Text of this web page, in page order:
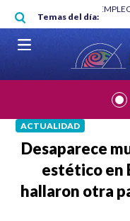
Pasar al contenido
Temas del día:
"HABLAR NO ES UN
ACTUALIDAD
Desaparece
estético en
hallaron otra